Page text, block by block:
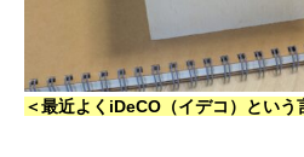
＜最近よくiDeCO（イデコ）という